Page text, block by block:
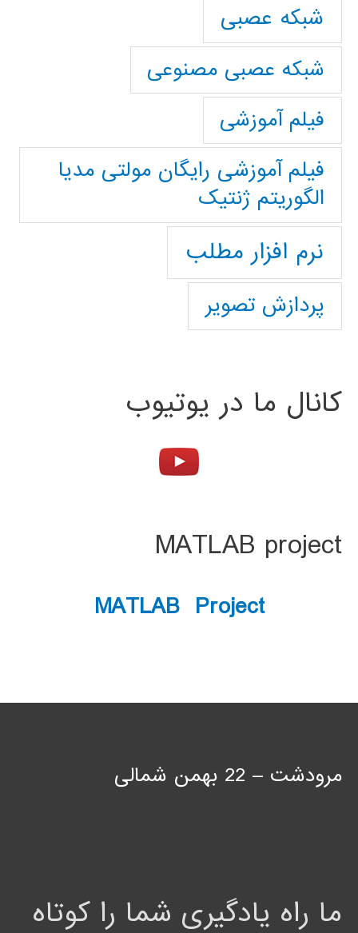
شبکه عصبی
شبکه عصبی مصنوعی
فیلم آموزشی
فیلم آموزشی رایگان مولتی مدیا
الگوریتم ژنتیک
نرم افزار مطلب
پردازش تصویر
کانال ما در یوتیوب
MATLAB project
MATLAB Project
مرودشت – 22 بهمن شمالی
ما راه یادگیری شما را کوتاه